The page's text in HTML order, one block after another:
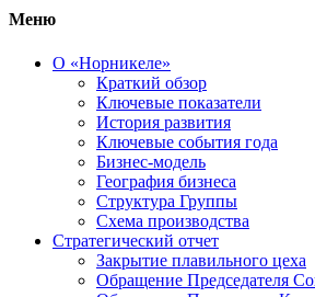
Меню
О «Норникеле»
Краткий обзор
Ключевые показатели
История развития
Ключевые события года
Бизнес-модель
География бизнеса
Структура Группы
Схема производства
Стратегический отчет
Закрытие плавильного цеха
Обращение Председателя